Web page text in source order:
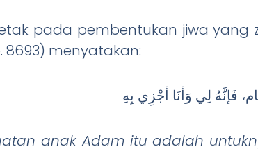
pada pembentukan jiwa yang
8693) menyatakan:
فَإنَّهُ لِي وَأنَا أجْزِي بِهِ
anak Adam itu adalah